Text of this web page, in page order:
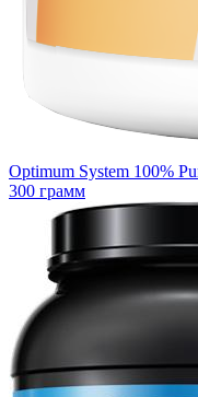
Optimum System 100%
300 грамм